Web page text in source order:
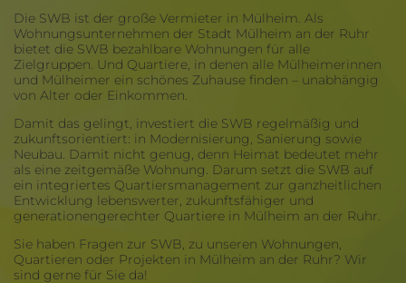
Die SWB ist der große Vermieter in Mülheim. Als
Wohnungsunternehmen der Stadt Mülheim an der Ruhr
bietet die SWB bezahlbare Wohnungen für alle
Zielgruppen. Und Quartiere, in denen alle Mülheimerinnen
und Mülheimer ein schönes Zuhause finden – unabhängig
von Alter oder Einkommen.
Damit das gelingt, investiert die SWB regelmäßig und
zukunftsorientiert: in Modernisierung, Sanierung sowie
Neubau. Damit nicht genug, denn Heimat bedeutet mehr
als eine zeitgemäße Wohnung. Darum setzt die SWB auf
ein integriertes Quartiersmanagement zur ganzheitlichen
Entwicklung lebenswerter, zukunftsfähiger und
generationengerechter Quartiere in Mülheim an der Ruhr.
Sie haben Fragen zur SWB, zu unseren Wohnungen,
Quartieren oder Projekten in Mülheim an der Ruhr? Wir
sind gerne für Sie da!